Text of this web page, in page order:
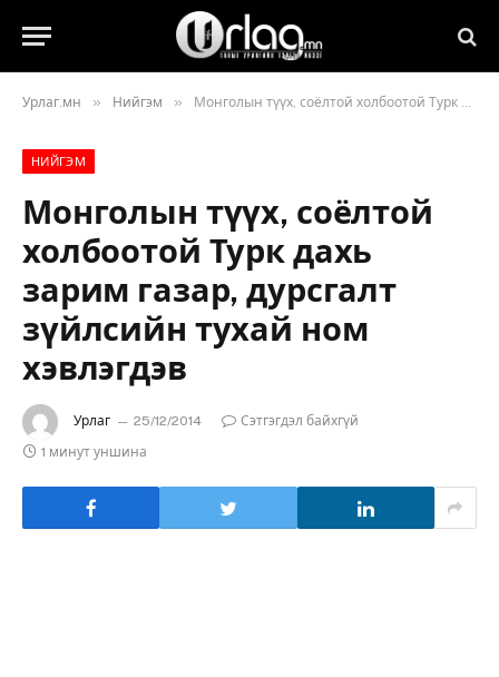
Урлаг.мн » Нийгэм » Монголын түүх, соёлтой холбоотой Турк дахь зарим газар, дурсгалт зүйлсийн тухай ном хэвлэгдэв
НИЙГЭМ
Монголын түүх, соёлтой
холбоотой Турк дахь
зарим газар, дурсгалт
зүйлсийн тухай ном
хэвлэгдэв
Урлаг 25/12/2014
Сэтгэгдэл байхгүй
1 минут уншина